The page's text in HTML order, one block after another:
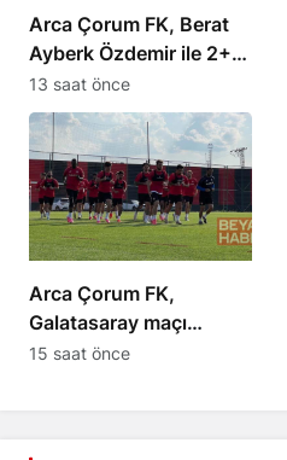
Arca Çorum FK, Berat
Ayberk Özdemir ile 2+1
yıllık sözleşme imzaladı
13 saat önce
Arca Çorum FK,
Galatasaray maçı
hazırlıklarına başladı
15 saat önce